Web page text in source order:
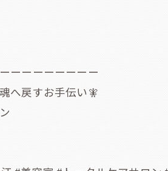
ーーーーーーーー
へ戻すお手伝い🧚